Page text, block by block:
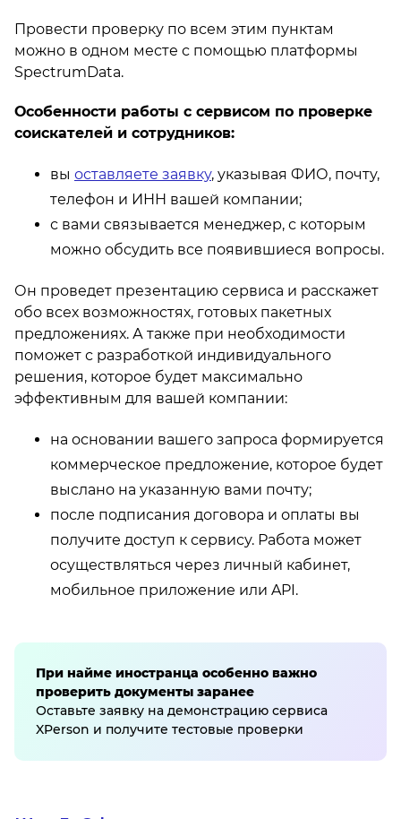
Провести проверку по всем этим пунктам
можно в одном месте с помощью платформы
SpectrumData.
Особенности работы с сервисом по проверке
соискателей и сотрудников:
вы оставляете заявку, указывая ФИО, почту,
телефон и ИНН вашей компании;
с вами связывается менеджер, с которым
можно обсудить все появившиеся вопросы.
Он проведет презентацию сервиса и расскажет
обо всех возможностях, готовых пакетных
предложениях. А также при необходимости
поможет с разработкой индивидуального
решения, которое будет максимально
эффективным для вашей компании:
на основании вашего запроса формируется
коммерческое предложение, которое будет
выслано на указанную вами почту;
после подписания договора и оплаты вы
получите доступ к сервису. Работа может
осуществляться через личный кабинет,
мобильное приложение или API.
При найме иностранца особенно важно
проверить документы заранее
Оставьте заявку на демонстрацию сервиса
XPerson и получите тестовые проверки